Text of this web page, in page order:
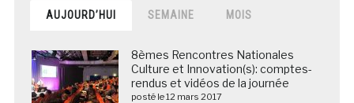
AUJOURD’HUI SEMAINE MOIS
8èmes Rencontres Nationales
Culture et Innovation(s): comptes-
rendus et vidéos de la journée
posté le 12 mars 2017